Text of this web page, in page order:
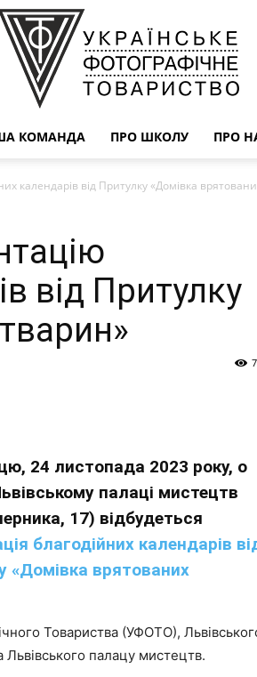
КОМАНДА ПРО ШКОЛУ ПРО
календарів від Притулку «Домівка
від Притулку
24 листопада 2023 року, о
палаці мистецтв
17) відбудеться
благодійних календарів
«Домівка врятованих
Товариства (УФОТО),
палацу мистецтв.